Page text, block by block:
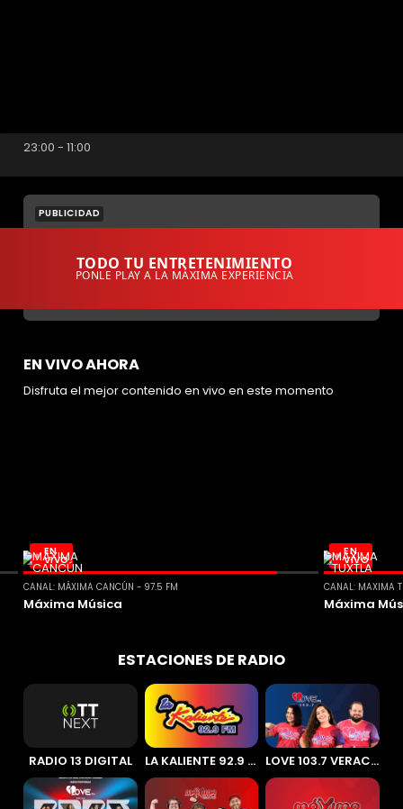
23:00 - 11:00
PUBLICIDAD
TODO TU ENTRETENIMIENTO
PONLE PLAY A LA MÁXIMA EXPERIENCIA
EN VIVO AHORA
Disfruta el mejor contenido en vivo en este momento
EN
VIVO
CANAL: MÁXIMA CANCÚN - 97.5 FM
Máxima Música
EN
VIVO
CANAL: MAXIMA
Máxima
ESTACIONES DE RADIO
RADIO 13 DIGITAL LA KALIENTE 92.9 FM LOVE 103.7 VERACRUZ